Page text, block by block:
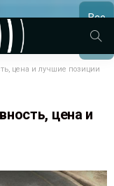
Все
МАТЧИ
цена и лучшие позиции
цена и